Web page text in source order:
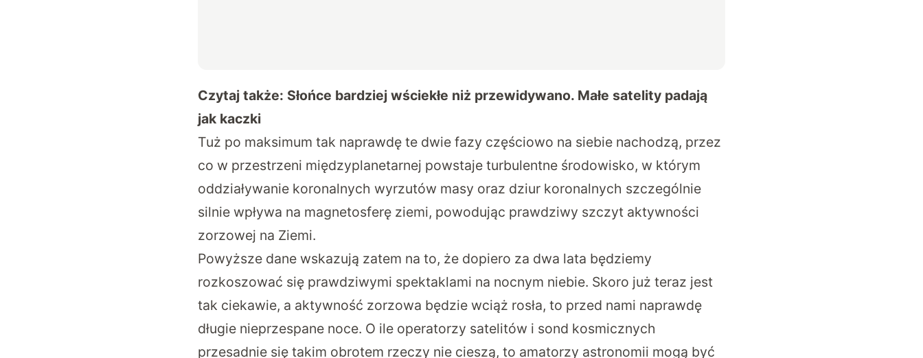
Czytaj także: Słońce bardziej wściekłe niż przewidywano. Małe satelity padają
jak kaczki
Tuż po maksimum tak naprawdę te dwie fazy częściowo na siebie nachodzą, przez
co w przestrzeni międzyplanetarnej powstaje turbulentne środowisko, w którym
oddziaływanie koronalnych wyrzutów masy oraz dziur koronalnych szczególnie
silnie wpływa na magnetosferę ziemi, powodując prawdziwy szczyt aktywności
zorzowej na Ziemi.
Powyższe dane wskazują zatem na to, że dopiero za dwa lata będziemy
rozkoszować się prawdziwymi spektaklami na nocnym niebie. Skoro już teraz jest
tak ciekawie, a aktywność zorzowa będzie wciąż rosła, to przed nami naprawdę
długie nieprzespane noce. O ile operatorzy satelitów i sond kosmicznych
przesadnie się takim obrotem rzeczy nie cieszą, to amatorzy astronomii mogą być